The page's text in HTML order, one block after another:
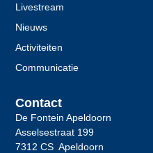
Livestream
Nieuws
Activiteiten
Communicatie
Contact
De Fontein Apeldoorn
Asselsestraat 199
7312 CS Apeldoorn